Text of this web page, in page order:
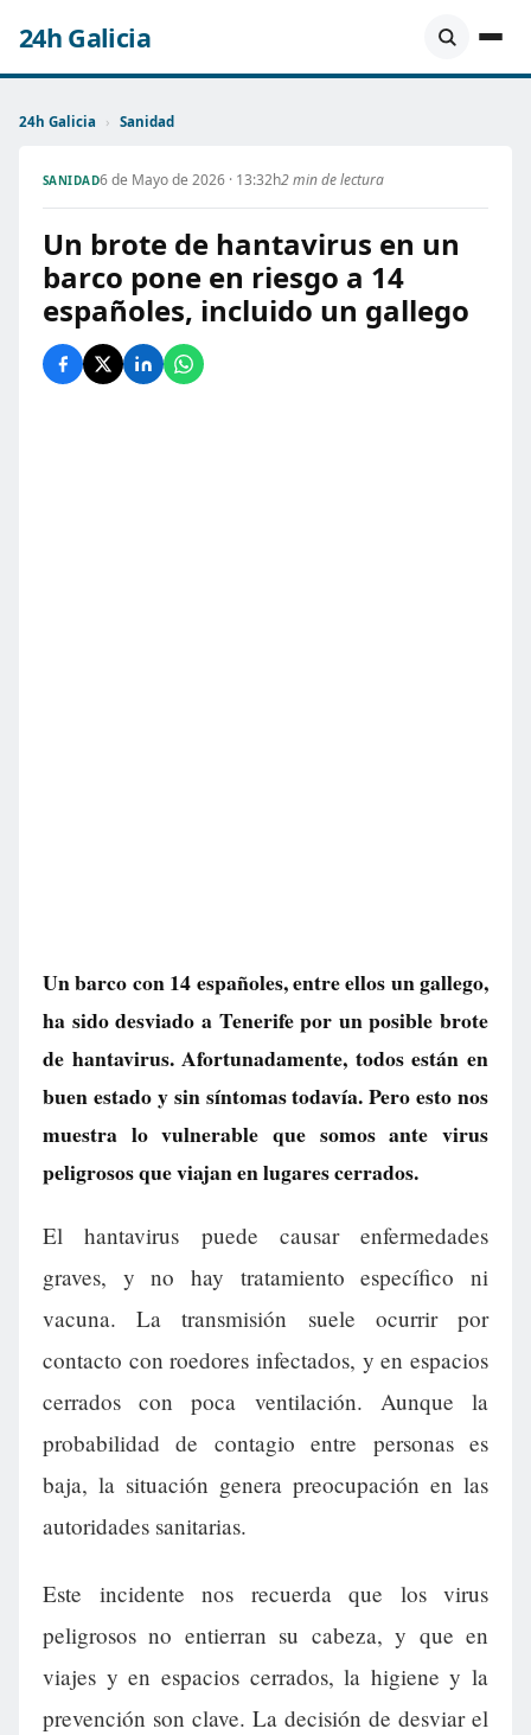
24h Galicia
24h Galicia › Sanidad
SANIDAD6 de Mayo de 2026 · 13:32h2 min de lectura
Un brote de hantavirus en un
barco pone en riesgo a 14
españoles, incluido un gallego
Un barco con 14 españoles, entre ellos un gallego,
ha sido desviado a Tenerife por un posible brote
de hantavirus. Afortunadamente, todos están en
buen estado y sin síntomas todavía. Pero esto nos
muestra lo vulnerable que somos ante virus
peligrosos que viajan en lugares cerrados.
El hantavirus puede causar enfermedades
graves, y no hay tratamiento específico ni
vacuna. La transmisión suele ocurrir por
contacto con roedores infectados, y en espacios
cerrados con poca ventilación. Aunque la
probabilidad de contagio entre personas es
baja, la situación genera preocupación en las
autoridades sanitarias.
Este incidente nos recuerda que los virus
peligrosos no entierran su cabeza, y que en
viajes y en espacios cerrados, la higiene y la
prevención son clave. La decisión de desviar el